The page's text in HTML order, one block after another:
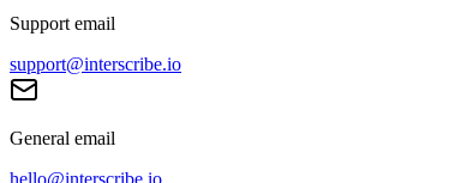
Support email
support@interscribe.io
General email
hello@interscribe.io